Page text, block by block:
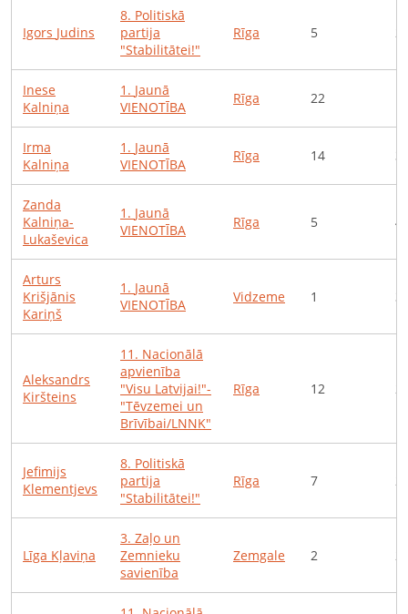
Igors Judins
8. Politiskā
partija
"Stabilitātei!"
Rīga 5 2
Inese
Kalniņa
1 . Jaunā
VIENOTĪBA
Rīga 22
Irma
Kalniņa
1 . Jaunā
VIENOTĪBA
Rīga 14 3
Zanda
Kalniņa-
Lukaševica
1 . Jaunā
VIENOTĪBA
Rīga 5 4
Arturs
Krišjānis
Kariņš
1 . Jaunā
VIENOTĪBA
Vidzeme 1
Aleksandrs
Kiršteins
11 . Nacionālā
apvienība
"Visu Latvijai!"-
"Tēvzemei un
Brīvībai/LNNK"
Rīga 12 2
Jefimijs
Klementjevs
8. Politiskā
partija
"Stabilitātei!"
Rīga 7 2
Līga Kļaviņa
3. Zaļo un
Zemnieku
savienība
Zemgale 2 2